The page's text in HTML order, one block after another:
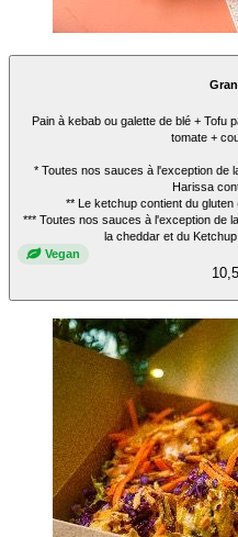
Pain à kebab ou galette de blé + Tofu
tomate +
* Toutes nos sauces à l'exception de
Harissa
** Le ketchup contient du
*** Toutes nos sauces à l'exception de
la cheddar et du
Vegan